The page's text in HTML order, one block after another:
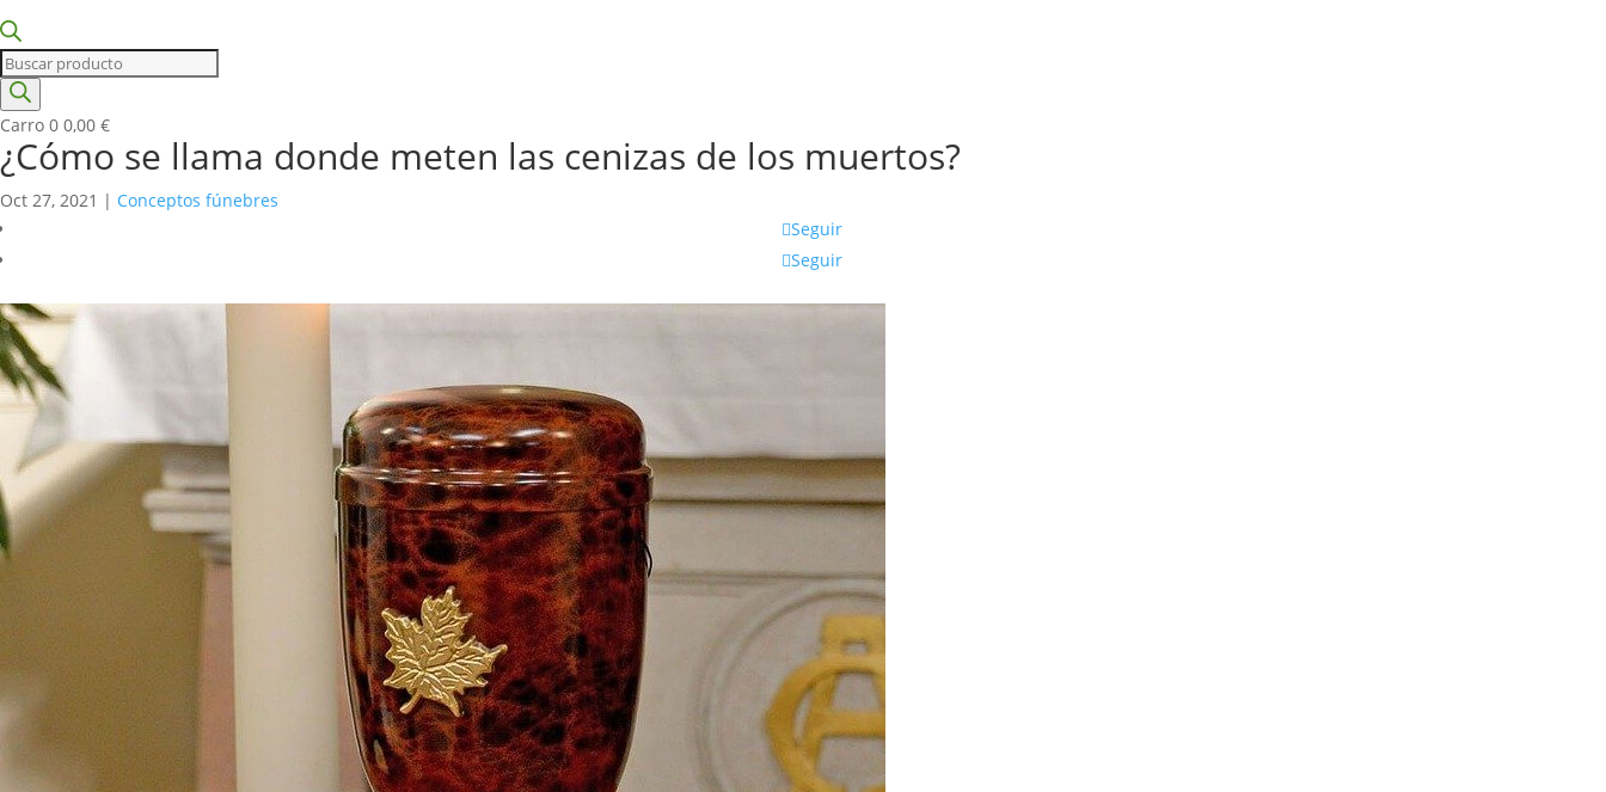
Búsqueda
de
productos
Carro 0 0,00 €
¿Cómo se llama donde meten las cenizas de los muertos?
Oct 27, 2021 | Conceptos fúnebres
Seguir
Seguir